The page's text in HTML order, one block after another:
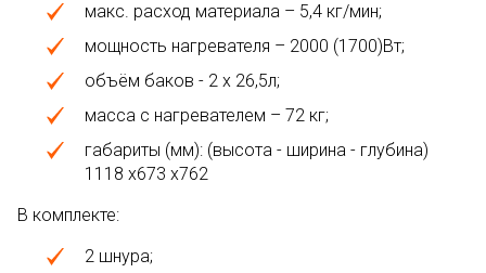
макс. расход материала – 5,4 кг/мин;
мощность нагревателя – 2000 (1700)Вт;
объём баков - 2 х 26,5л;
масса с нагревателем – 72 кг;
габариты (мм): (высота - ширина - глубина)
1118 х673 х762
В комплекте:
2 шнура;